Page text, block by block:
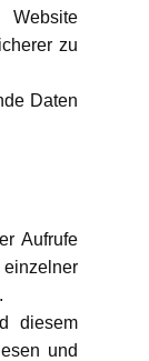
zu
Daten
Aufrufe
diesem
und